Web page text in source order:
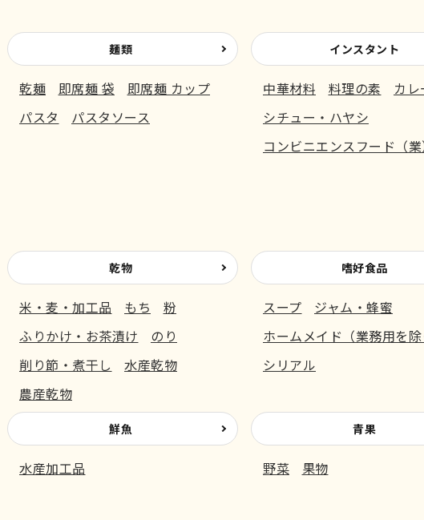
麺類
乾麺 即席麺 袋
即席麺 カップ
パスタ
パスタソース
インスタント
中華材料 料理の素
カレ
シチュー・ハヤシ
コンビニエンスフード（業
乾物
米・麦・加工品 もち
粉
ふりかけ・お茶漬け
のり
削り節・煮干し
水産乾物
農産乾物
嗜好食品
スープ
ジャム・蜂蜜
ホームメイド（業務用を除
シリアル
鮮魚
水産加工品
青果
野菜 果物